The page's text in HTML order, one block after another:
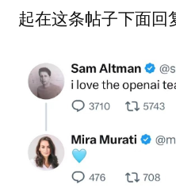
起在这条帖子下面回